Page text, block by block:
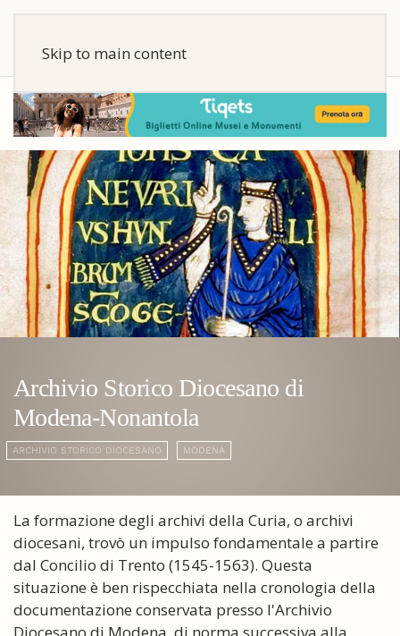
Skip to main content
Archivio Storico Diocesano di
Modena-Nonantola
ARCHIVIO STORICO DIOCESANO MODENA
La formazione degli archivi della Curia, o archivi
diocesani, trovò un impulso fondamentale a partire
dal Concilio di Trento (1545-1563). Questa
situazione è ben rispecchiata nella cronologia della
documentazione conservata presso l'Archivio
Diocesano di Modena, di norma successiva alla